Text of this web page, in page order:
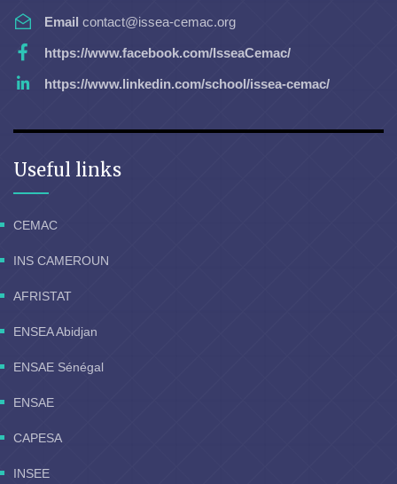
Email contact@issea-cemac.org
https://www.facebook.com/IsseaCemac/
https://www.linkedin.com/school/issea-cemac/
Useful links
CEMAC
INS CAMEROUN
AFRISTAT
ENSEA Abidjan
ENSAE Sénégal
ENSAE
CAPESA
INSEE